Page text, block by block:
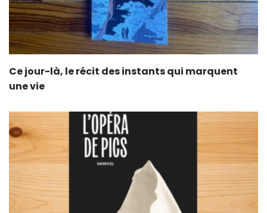
Ce jour-là, le récit des instants qui marquent
une vie